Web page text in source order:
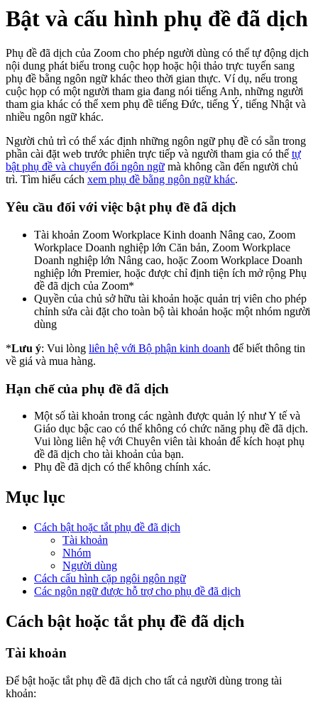
Bật và cấu hình phụ đề đã dịch
Phụ đề đã dịch của Zoom cho phép người dùng có thể tự động dịch
nội dung phát biểu trong cuộc họp hoặc hội thảo trực tuyến sang
phụ đề bằng ngôn ngữ khác theo thời gian thực. Ví dụ, nếu trong
cuộc họp có một người tham gia đang nói tiếng Anh, những người
tham gia khác có thể xem phụ đề tiếng Đức, tiếng Ý, tiếng Nhật và
nhiều ngôn ngữ khác.
Người chủ trì có thể xác định những ngôn ngữ phụ đề có sẵn trong
phần cài đặt web trước phiên trực tiếp và người tham gia có thể tự
bật phụ đề và chuyển đổi ngôn ngữ mà không cần đến người chủ
trì. Tìm hiểu cách xem phụ đề bằng ngôn ngữ khác.
Yêu cầu đối với việc bật phụ đề đã dịch
Tài khoản Zoom Workplace Kinh doanh Nâng cao, Zoom
Workplace Doanh nghiệp lớn Căn bản, Zoom Workplace
Doanh nghiệp lớn Nâng cao, hoặc Zoom Workplace Doanh
nghiệp lớn Premier, hoặc được chỉ định tiện ích mở rộng Phụ
đề đã dịch của Zoom*
Quyền của chủ sở hữu tài khoản hoặc quản trị viên cho phép
chỉnh sửa cài đặt cho toàn bộ tài khoản hoặc một nhóm người
dùng
*Lưu ý: Vui lòng liên hệ với Bộ phận kinh doanh để biết thông tin
về giá và mua hàng.
Hạn chế của phụ đề đã dịch
Một số tài khoản trong các ngành được quản lý như Y tế và
Giáo dục bậc cao có thể không có chức năng phụ đề đã dịch.
Vui lòng liên hệ với Chuyên viên tài khoản để kích hoạt phụ
đề đã dịch cho tài khoản của bạn.
Phụ đề đã dịch có thể không chính xác.
Mục lục
Cách bật hoặc tắt phụ đề đã dịch
Tài khoản
Nhóm
Người dùng
Cách cấu hình cặp ngôi ngôn ngữ
Các ngôn ngữ được hỗ trợ cho phụ đề đã dịch
Cách bật hoặc tắt phụ đề đã dịch
Tài khoản
Để bật hoặc tắt phụ đề đã dịch cho tất cả người dùng trong tài
khoản: